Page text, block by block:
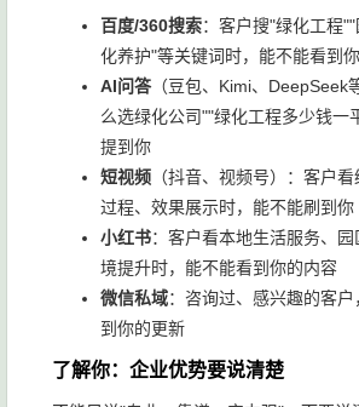
百度/360搜索：客户搜"绿化工程
化养护"等关键词时，能不能看到你
AI问答（豆包、Kimi、DeepSeek
么选绿化公司""绿化工程多少钱一
提到你
短视频 （抖音、视频号）：客户
过程、效果展示时，能不能刷到你
小红书：客户看本地生活服务、
境提升时，能不能看到你的内容
微信私域：咨询过、感兴趣的客
到你的更新
了解你：企业优势要说清楚